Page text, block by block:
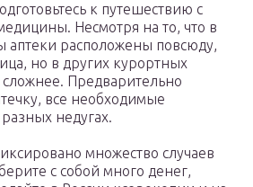
к путешествию с
Несмотря на то, что в
аптеки расположены повсюду,
но в других курортных
сложнее. Предварительно
все необходимые
недугах.
множество случаев
с собой много денег,